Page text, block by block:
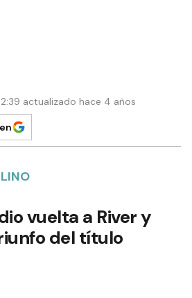
actualizado hace 4 años
vuelta a River y
del título